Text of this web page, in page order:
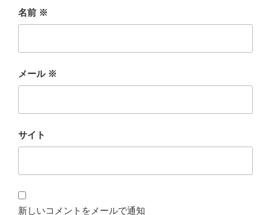
名前 ※
メール ※
サイト
新しいコメントをメールで通知